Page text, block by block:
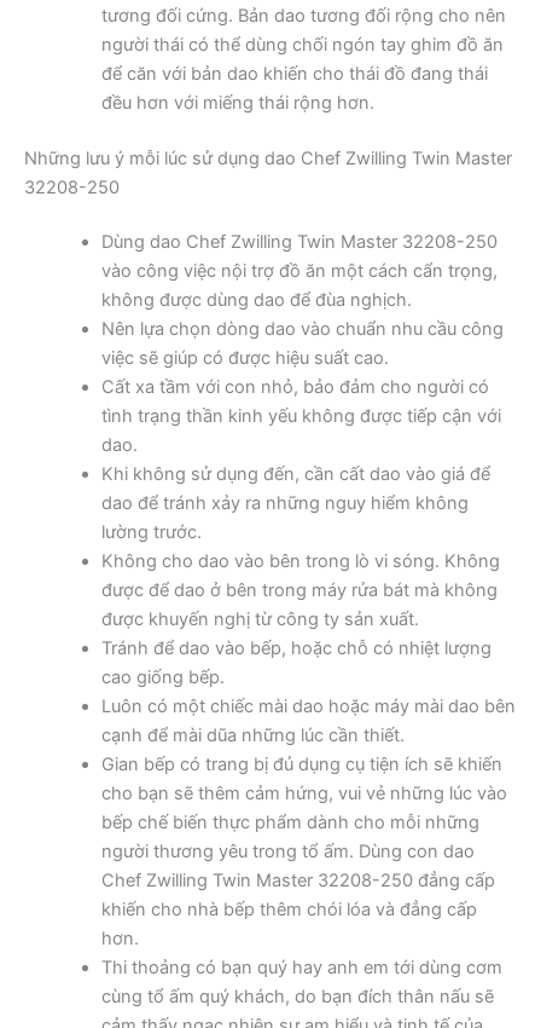
tương đối cứng. Bản dao tương đối rộng cho nên
người thái có thể dùng chối ngón tay ghim đồ ăn
để căn với bản dao khiến cho thái đồ đang thái
đều hơn với miếng thái rộng hơn.
Những lưu ý mỗi lúc sử dụng dao Chef Zwilling Twin Master
32208-250
Dùng dao Chef Zwilling Twin Master 32208-250
vào công việc nội trợ đồ ăn một cách cẩn trọng,
không được dùng dao để đùa nghịch.
Nên lựa chọn dòng dao vào chuẩn nhu cầu công
việc sẽ giúp có được hiệu suất cao.
Cất xa tầm với con nhỏ, bảo đảm cho người có
tình trạng thần kinh yếu không được tiếp cận với
dao.
Khi không sử dụng đến, cần cất dao vào giá để
dao để tránh xảy ra những nguy hiểm không
lường trước.
Không cho dao vào bên trong lò vi sóng. Không
được để dao ở bên trong máy rửa bát mà không
được khuyến nghị từ công ty sản xuất.
Tránh để dao vào bếp, hoặc chỗ có nhiệt lượng
cao giống bếp.
Luôn có một chiếc mài dao hoặc máy mài dao bên
cạnh để mài dũa những lúc cần thiết.
Gian bếp có trang bị đủ dụng cụ tiện ích sẽ khiến
cho bạn sẽ thêm cảm hứng, vui vẻ những lúc vào
bếp chế biến thực phẩm dành cho mỗi những
người thương yêu trong tổ ấm. Dùng con dao
Chef Zwilling Twin Master 32208-250 đẳng cấp
khiến cho nhà bếp thêm chói lóa và đẳng cấp
hơn.
Thi thoảng có bạn quý hay anh em tới dùng cơm
cùng tổ ấm quý khách, do bạn đích thân nấu sẽ